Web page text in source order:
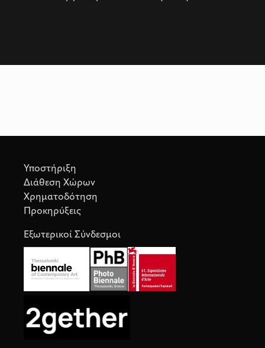
Υποστήριξη
Διάθεση Χώρων
Χρηματοδότηση
Προκηρύξεις
Εξωτερικοί Σύνδεσμοι